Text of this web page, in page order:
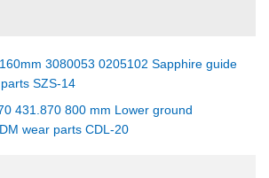
3080053 0205102 Sapphire guide
SZS-14
431.870 800 mm Lower ground
wear parts CDL-20